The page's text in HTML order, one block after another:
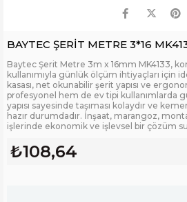
BAYTEC ŞERİT METRE 3*16
Baytec Şerit Metre 3m x 16mm MK4133,
kullanımıyla günlük ölçüm ihtiyaçları için
kasası, net okunabilir şerit yapısı ve
profesyonel hem de ev tipi kullanımlarda
yapısı sayesinde taşıması kolaydır ve
hazır durumdadır. İnşaat, marangoz,
işlerinde ekonomik ve işlevsel bir çözüm
₺108,64